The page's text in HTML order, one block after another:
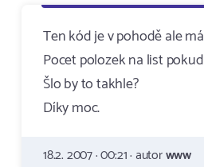
Ten kód je v pohodě ale
Pocet polozek na list
Šlo by to takhle?
Díky moc.
18.2. 2007 · 00:21 · autorwww